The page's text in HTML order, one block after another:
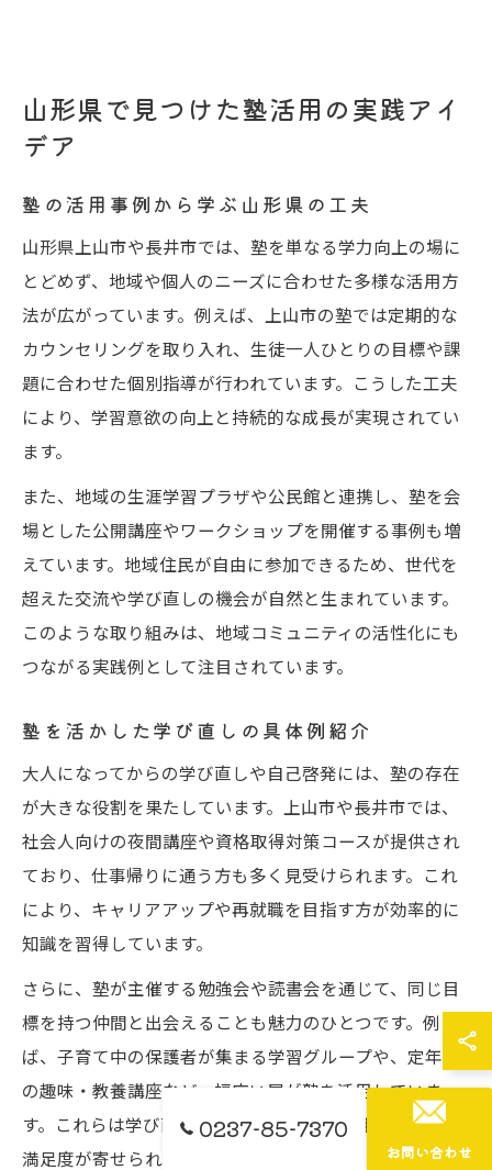
山形県で見つけた塾活用の実践アイ
デア
塾の活用事例から学ぶ山形県の工夫
山形県上山市や長井市では、塾を単なる学力向上の場に
とどめず、地域や個人のニーズに合わせた多様な活用方
法が広がっています。例えば、上山市の塾では定期的な
カウンセリングを取り入れ、生徒一人ひとりの目標や課
題に合わせた個別指導が行われています。こうした工夫
により、学習意欲の向上と持続的な成長が実現されてい
ます。
また、地域の生涯学習プラザや公民館と連携し、塾を会
場とした公開講座やワークショップを開催する事例も増
えています。地域住民が自由に参加できるため、世代を
超えた交流や学び直しの機会が自然と生まれています。
このような取り組みは、地域コミュニティの活性化にも
つながる実践例として注目されています。
塾を活かした学び直しの具体例紹介
大人になってからの学び直しや自己啓発には、塾の存在
が大きな役割を果たしています。上山市や長井市では、
社会人向けの夜間講座や資格取得対策コースが提供され
ており、仕事帰りに通う方も多く見受けられます。これ
により、キャリアアップや再就職を目指す方が効率的に
知識を習得しています。
さらに、塾が主催する勉強会や読書会を通じて、同じ目
標を持つ仲間と出会えることも魅力のひとつです。例え
ば、子育て中の保護者が集まる学習グループや、定年後
の趣味・教養講座など、幅広い層が塾を活用していま
す。これらは学び直しの成功例として、利用者から高い
満足度が寄せられています。
0237-85-7370
お問い合わせ